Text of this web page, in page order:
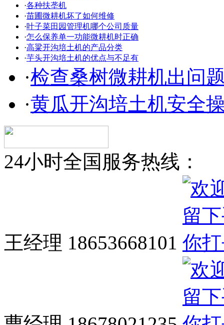
·各种扶垄机
·苗圃微耕机坏了如何维修
·叶子菜田园管理机哪个公司质量
·怎么保养单一功能微耕机时正确
·高粱开沟培土机的产品分类
·芋头开沟培土机的优点与不足有
·检查桑树微耕机出问
·黄瓜开沟培土机安全
24小时全国服务热线：
王经理 18653668101